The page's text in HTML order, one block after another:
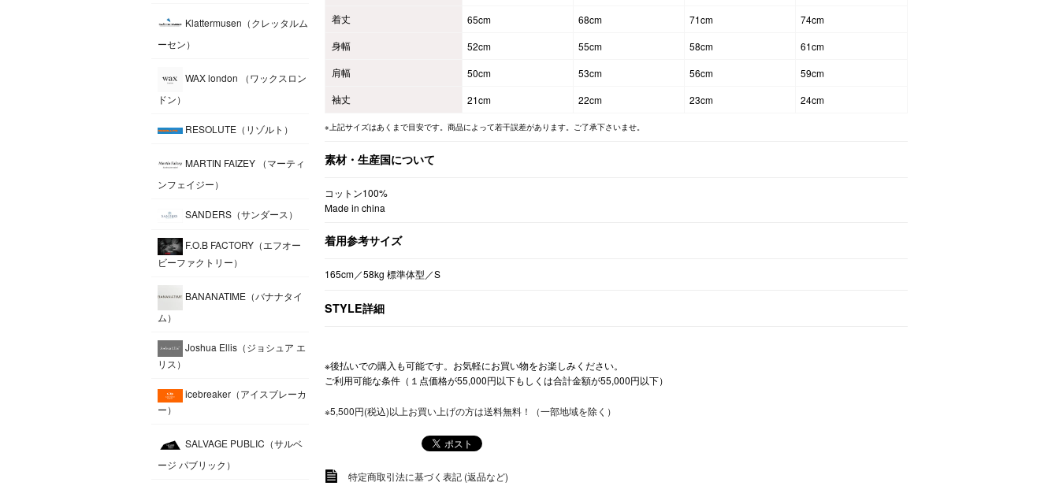
Klattermusen（クレッタルム
ーセン）
WAX london （ワックスロン
ドン）
RESOLUTE（リゾルト）
MARTIN FAIZEY （マーティ
ンフェイジー）
SANDERS（サンダース）
F.O.B FACTORY（エフオー
ビーファクトリー）
BANANATIME（バナナタイ
ム）
Joshua Ellis（ジョシュア エ
リス）
icebreaker（アイスブレーカ
ー）
SALVAGE PUBLIC（サルベ
ージ パブリック）
着丈
65cm 68cm 71cm
74cm
身幅
52cm 55cm 58cm
61cm
肩幅
50cm 53cm 56cm
59cm
袖丈
21cm 22cm 23cm 24cm
※上記サイズはあくまで目安です。商品によって若干誤差があります。ご了承下さいませ。
素材・生産国について
コットン100%
Made in china
着用参考サイズ
165cm／58kg 標準体型／S
STYLE詳細
※後払いでの購入も可能です。お気軽にお買い物をお楽しみください。
ご利用可能な条件（１点価格が55,000円以下もしくは合計金額が55,000円以下）
※5,500円(税込)以上お買い上げの方は送料無料！（一部地域を除く）
特定商取引法に基づく表記 (返品など)